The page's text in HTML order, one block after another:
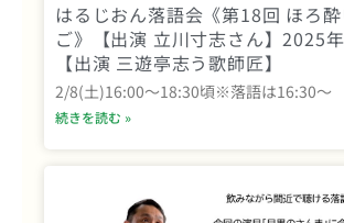
はるじおん落語会《第18回 ほろ酔
ご》【出演 立川寸志さん】2025
【出演 三遊亭志う歌師匠】
2/8(土)16:00～18:30頃※落語は16:30～
続きを読む »